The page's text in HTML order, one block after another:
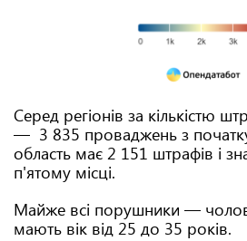
Серед регіонів за кількістю
— 3 835 проваджень з
область має 2 151 штрафів і
п'ятому місці.
Майже всі порушники —
мають вік від 25 до 35 років.